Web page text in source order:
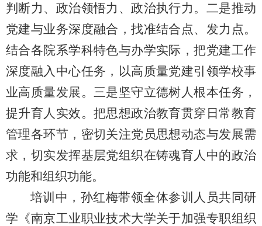
判断力、政治领悟力、政治执行力。二是推动
党建与业务深度融合，找准结合点、发力点。
结合各院系学科特色与办学实际，把党建工作
深度融入中心任务，以高质量党建引领学校事
业高质量发展。三是坚守立德树人根本任务，
提升育人实效。把思想政治教育贯穿日常教育
管理各环节，密切关注党员思想动态与发展需
求，切实发挥基层党组织在铸魂育人中的政治
功能和组织功能。
培训中，孙红梅带领全体参训人员共同研
学《南京工业职业技术大学关于加强专职组织